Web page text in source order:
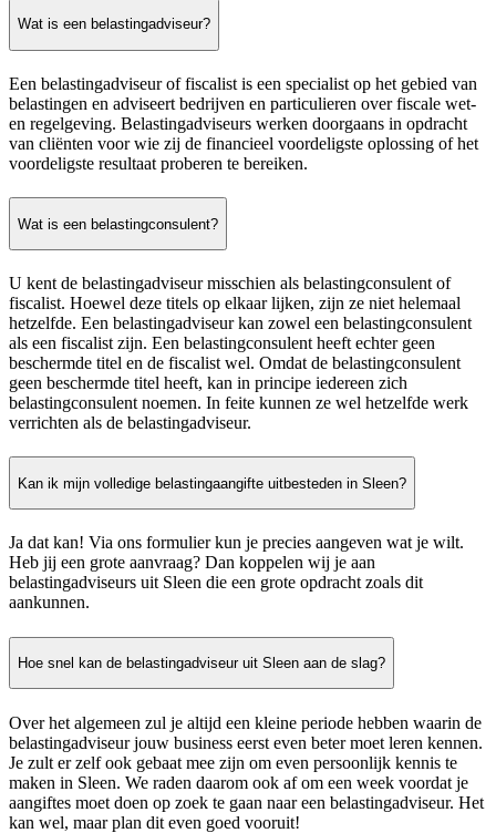
Wat is een belastingadviseur?
Een belastingadviseur of fiscalist is een specialist op het gebied van
belastingen en adviseert bedrijven en particulieren over fiscale wet-
en regelgeving. Belastingadviseurs werken doorgaans in opdracht
van cliënten voor wie zij de financieel voordeligste oplossing of het
voordeligste resultaat proberen te bereiken.
Wat is een belastingconsulent?
U kent de belastingadviseur misschien als belastingconsulent of
fiscalist. Hoewel deze titels op elkaar lijken, zijn ze niet helemaal
hetzelfde. Een belastingadviseur kan zowel een belastingconsulent
als een fiscalist zijn. Een belastingconsulent heeft echter geen
beschermde titel en de fiscalist wel. Omdat de belastingconsulent
geen beschermde titel heeft, kan in principe iedereen zich
belastingconsulent noemen. In feite kunnen ze wel hetzelfde werk
verrichten als de belastingadviseur.
Kan ik mijn volledige belastingaangifte uitbesteden in Sleen?
Ja dat kan! Via ons formulier kun je precies aangeven wat je wilt.
Heb jij een grote aanvraag? Dan koppelen wij je aan
belastingadviseurs uit Sleen die een grote opdracht zoals dit
aankunnen.
Hoe snel kan de belastingadviseur uit Sleen aan de slag?
Over het algemeen zul je altijd een kleine periode hebben waarin de
belastingadviseur jouw business eerst even beter moet leren kennen.
Je zult er zelf ook gebaat mee zijn om even persoonlijk kennis te
maken in Sleen. We raden daarom ook af om een week voordat je
aangiftes moet doen op zoek te gaan naar een belastingadviseur. Het
kan wel, maar plan dit even goed vooruit!